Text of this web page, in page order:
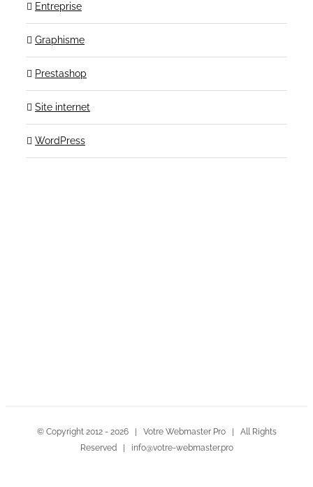
Entreprise
Graphisme
Prestashop
Site internet
WordPress
© Copyright 2012 - 2026 | Votre Webmaster Pro | All Rights
Reserved | info@votre-webmaster.pro